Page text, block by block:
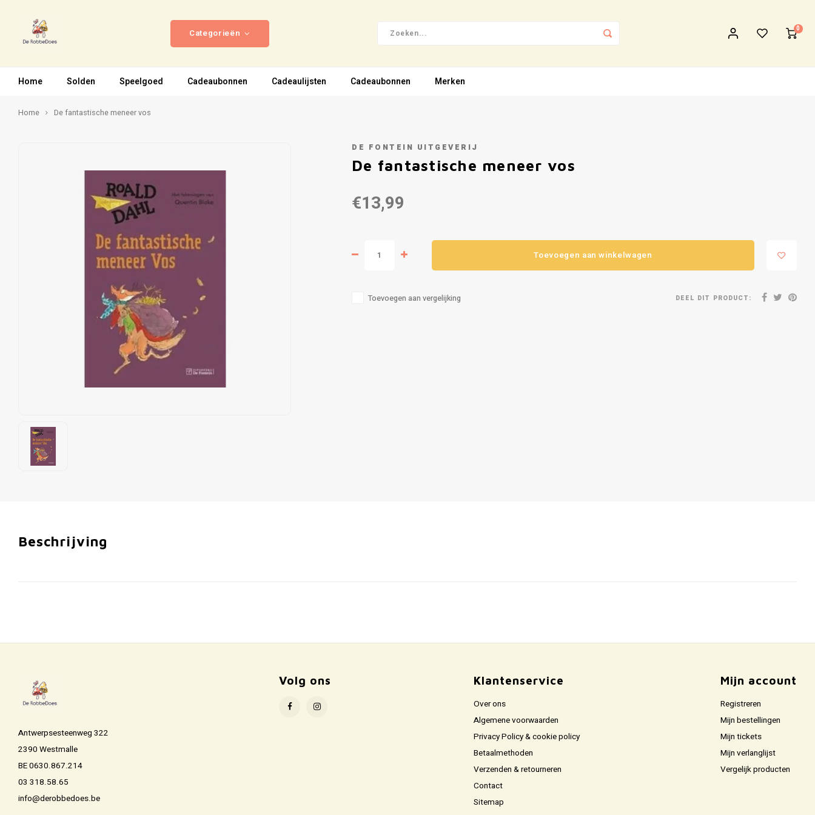
Categorieën 0
Home Solden Speelgoed Cadeaubonnen Cadeaulijsten Cadeaubonnen Merken
Home De fantastische meneer vos
DE FONTEIN UITGEVERIJ
De fantastische meneer vos
€13,99
Toevoegen aan winkelwagen
Toevoegen aan vergelijking DEEL DIT PRODUCT:
Beschrijving
Antwerpsesteenweg 322
2390 Westmalle
BE 0630.867.214
03 318.58.65
info@derobbedoes.be
Volg ons Klantenservice
Over ons
Algemene voorwaarden
Privacy Policy & cookie policy
Betaalmethoden
Verzenden & retourneren
Contact
Sitemap
Mijn account
Registreren
Mijn bestellingen
Mijn tickets
Mijn verlanglijst
Vergelijk producten